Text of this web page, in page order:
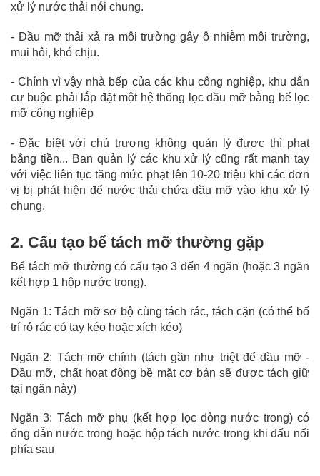
xử lý nước thải nói chung.
- Đầu mỡ thải xả ra môi trường gây ô nhiễm môi trường,
mui hôi, khó chịu.
- Chính vì vậy nhà bếp của các khu công nghiệp, khu dân
cư buộc phải lắp đặt một hệ thống lọc dầu mỡ bằng bể lọc
mỡ công nghiệp
- Đặc biệt với chủ trương không quản lý được thì phạt
bằng tiền... Ban quản lý các khu xử lý cũng rất mạnh tay
với việc liên tục tăng mức phạt lên 10-20 triệu khi các đơn
vị bị phát hiện để nước thải chứa dầu mỡ vào khu xử lý
chung.
2. Cấu tạo bể tách mỡ thường gặp
Bể tách mỡ thường có cấu tạo 3 đến 4 ngăn (hoặc 3 ngăn
kết hợp 1 hộp nước trong).
Ngăn 1: Tách mỡ sơ bộ cùng tách rác, tách cặn (có thể bố
trí rỏ rác có tay kéo hoặc xích kéo)
Ngăn 2: Tách mỡ chính (tách gần như triệt để dầu mỡ -
Dầu mỡ, chất hoạt động bề mặt cơ bản sẽ được tách giữ
tại ngăn này)
Ngăn 3: Tách mỡ phụ (kết hợp lọc dòng nước trong) có
ống dẫn nước trong hoặc hộp tách nước trong khi đấu nối
phía sau